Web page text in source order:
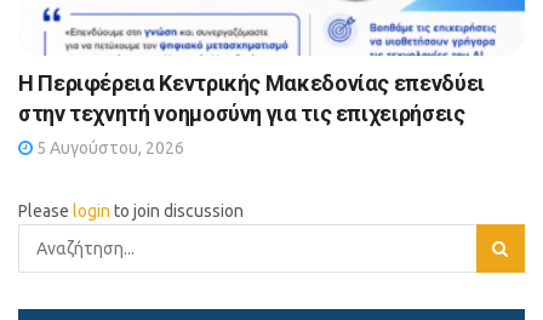
Η Περιφέρεια Κεντρικής Μακεδονίας επενδύει
στην τεχνητή νοημοσύνη για τις επιχειρήσεις
5 Αυγούστου, 2026
Please login to join discussion